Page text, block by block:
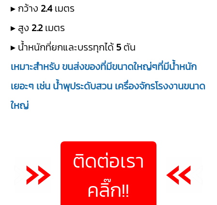
▸ กว้าง 2.4 เมตร
▸ สูง 2.2 เมตร
▸ น้ำหนักที่ยกและบรรทุกได้ 5 ตัน
เหมาะสำหรับ ขนส่งของที่มีขนาดใหญ่ๆที่มีน้ำหนัก
เยอะๆ เช่น น้ำพุประดับสวน เครื่องจักรโรงงานขนาด
ใหญ่
ติดต่อเรา
คลิ๊ก!!